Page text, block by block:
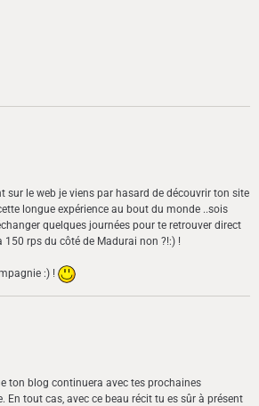
sur le web je viens par hasard de découvrir ton site
longue expérience au bout du monde ..sois
quelques journées pour te retrouver direct
rps du côté de Madurai non ?!:) !
:) !
ton blog continuera avec tes prochaines
En tout cas, avec ce beau récit tu es sûr à présent